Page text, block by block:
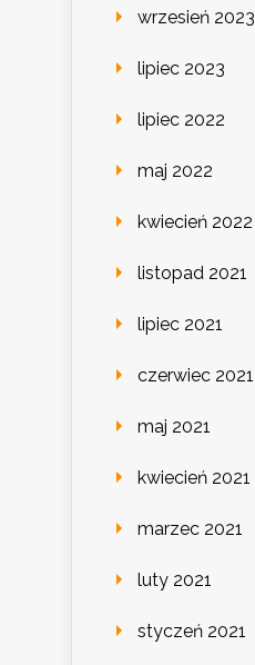
wrzesień 2023
lipiec 2023
lipiec 2022
maj 2022
kwiecień 2022
listopad 2021
lipiec 2021
czerwiec 2021
maj 2021
kwiecień 2021
marzec 2021
luty 2021
styczeń 2021